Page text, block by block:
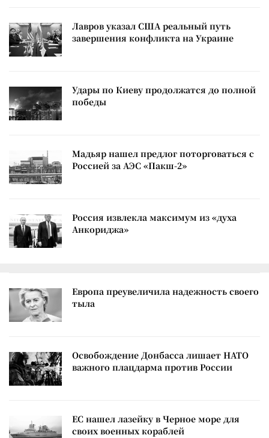
Лавров указал США реальный путь
завершения конфликта на Украине
Удары по Киеву продолжатся до полной
победы
Мадьяр нашел предлог поторговаться с
Россией за АЭС «Пакш-2»
Россия извлекла максимум из «духа
Анкориджа»
Европа преувеличила надежность своего
тыла
Освобождение Донбасса лишает НАТО
важного плацдарма против России
ЕС нашел лазейку в Черное море для
своих военных кораблей